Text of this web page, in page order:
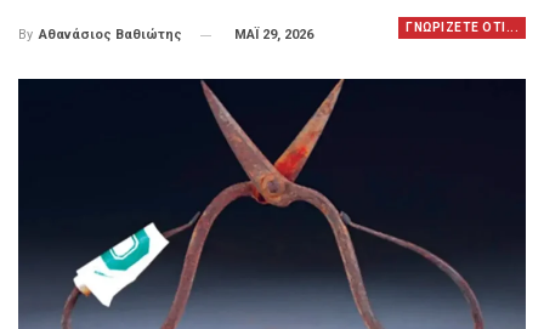
ΓΝΩΡΙΖΕΤΕ ΟΤΙ...
By Αθανάσιος Βαθιώτης ΜΑΪ 29, 2026